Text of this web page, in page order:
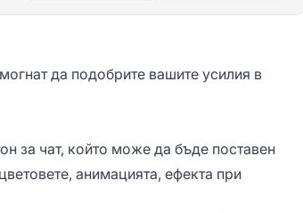
да подобрите вашите усилия в
за чат, който може да бъде поставен
анимацията, ефекта при